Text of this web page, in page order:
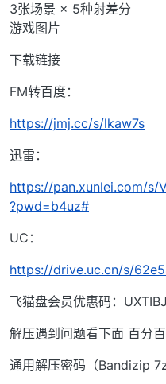
3张场景 × 5种射差分
游戏图片
下载链接
FM转百度：
https://jmj.cc/s/lkaw7s
迅雷：
https://pan.xunlei.com/s/
?pwd=b4uz#
UC：
https://drive.uc.cn/s/
飞猫盘会员优惠码：UXTIBJ
解压遇到问题看下面 百分
通用解压密码（Bandizip 7z